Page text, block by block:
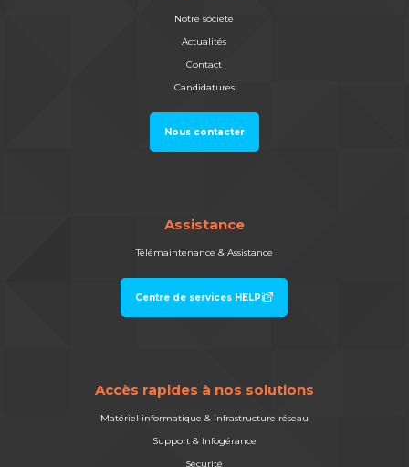
Notre société
Actualités
Contact
Candidatures
Nous contacter
Assistance
Télémaintenance & Assistance
Centre de services HELPi
Accès rapides à nos solutions
Matériel informatique & infrastructure réseau
Support & Infogérance
Sécurité